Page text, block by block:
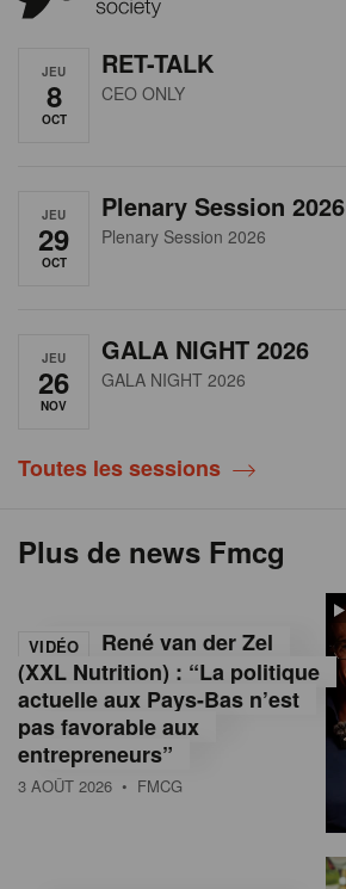
JEU
8
OCT
RET-TALK
CEO ONLY
JEU
29
OCT
Plenary Session 2026
Plenary Session 2026
JEU
26
NOV
GALA NIGHT 2026
GALA NIGHT 2026
Toutes les sessions
Plus de news Fmcg
VIDÉO
René van der Zel
(XXL Nutrition) : “La politique
actuelle aux Pays-Bas n’est
pas favorable aux
entrepreneurs”
3 AOÛT 2026 • FMCG